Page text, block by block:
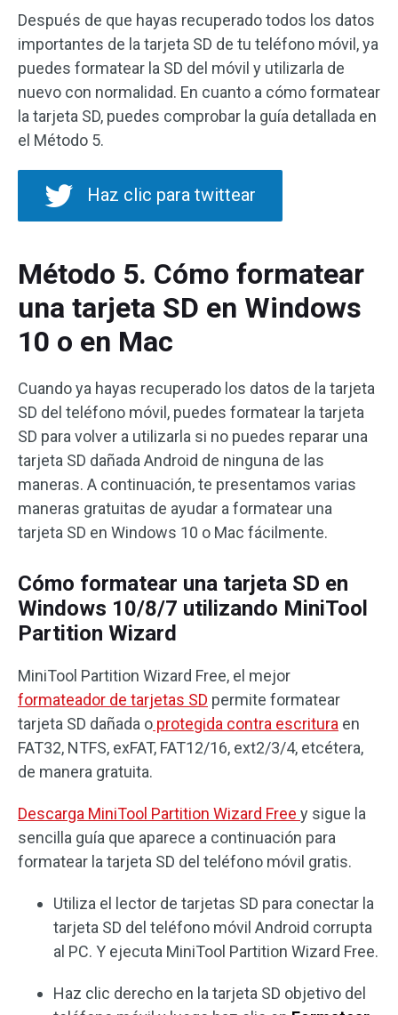
Después de que hayas recuperado todos los datos
importantes de la tarjeta SD de tu teléfono móvil, ya
puedes formatear la SD del móvil y utilizarla de
nuevo con normalidad. En cuanto a cómo formatear
la tarjeta SD, puedes comprobar la guía detallada en
el Método 5.
Haz clic para twittear
Método 5. Cómo formatear
una tarjeta SD en Windows
10 o en Mac
Cuando ya hayas recuperado los datos de la tarjeta
SD del teléfono móvil, puedes formatear la tarjeta
SD para volver a utilizarla si no puedes reparar una
tarjeta SD dañada Android de ninguna de las
maneras. A continuación, te presentamos varias
maneras gratuitas de ayudar a formatear una
tarjeta SD en Windows 10 o Mac fácilmente.
Cómo formatear una tarjeta SD en
Windows 10/8/7 utilizando MiniTool
Partition Wizard
MiniTool Partition Wizard Free, el mejor
formateador de tarjetas SD permite formatear
tarjeta SD dañada o protegida contra escritura en
FAT32, NTFS, exFAT, FAT12/16, ext2/3/4, etcétera,
de manera gratuita.
Descarga MiniTool Partition Wizard Free y sigue la
sencilla guía que aparece a continuación para
formatear la tarjeta SD del teléfono móvil gratis.
Utiliza el lector de tarjetas SD para conectar la
tarjeta SD del teléfono móvil Android corrupta
al PC. Y ejecuta MiniTool Partition Wizard Free.
Haz clic derecho en la tarjeta SD objetivo del